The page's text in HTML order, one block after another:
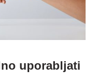
uporabljati